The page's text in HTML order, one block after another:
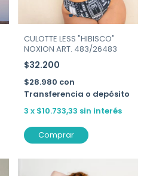
CULOTTE LESS "HIBISCO"
NOXION ART. 483/26483
$32.200
$28.980 con
Transferencia o depósito
3 x $10.733,33 sin interés
Comprar